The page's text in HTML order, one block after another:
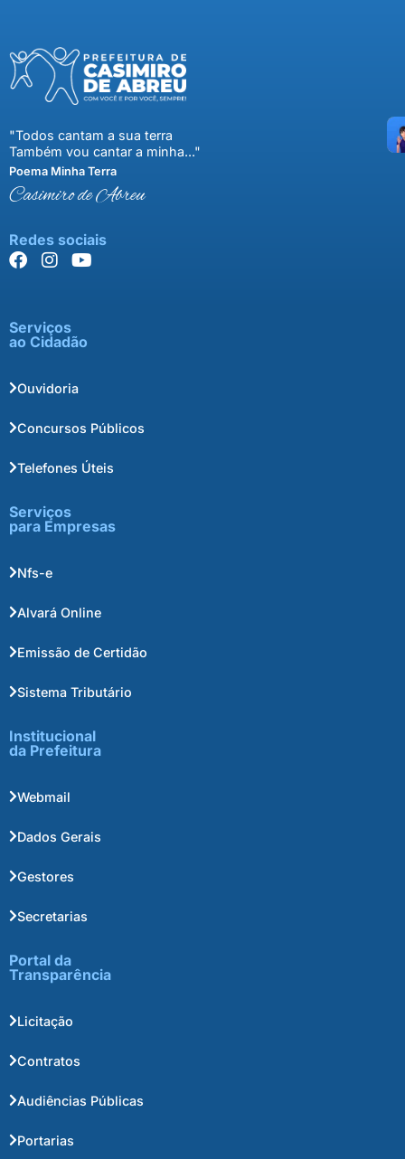
"Todos cantam a sua terra
Também vou cantar a minha..."
Poema Minha Terra
Casimiro de Abreu
Redes sociais
Serviços
ao Cidadão
Ouvidoria
Concursos Públicos
Telefones Úteis
Serviços
para Empresas
Nfs-e
Alvará Online
Emissão de Certidão
Sistema Tributário
Institucional
da Prefeitura
Webmail
Dados Gerais
Gestores
Secretarias
Portal da
Transparência
Licitação
Contratos
Audiências Públicas
Portarias